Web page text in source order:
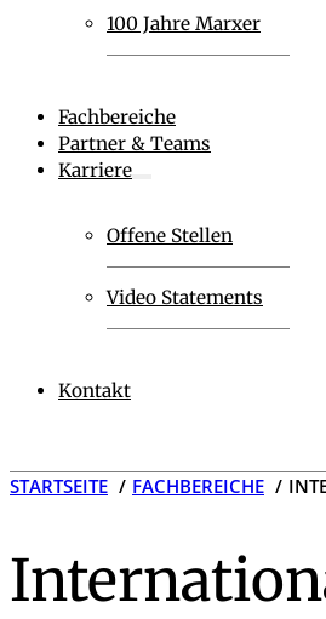
100 Jahre Marxer
Fachbereiche
Partner & Teams
Karriere
Offene Stellen
Video Statements
Kontakt
STARTSEITE FACHBEREICHE